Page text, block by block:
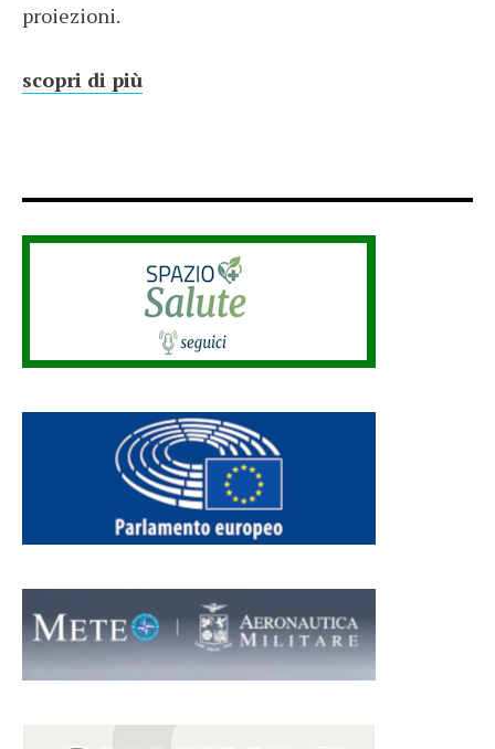
proiezioni.
scopri di più